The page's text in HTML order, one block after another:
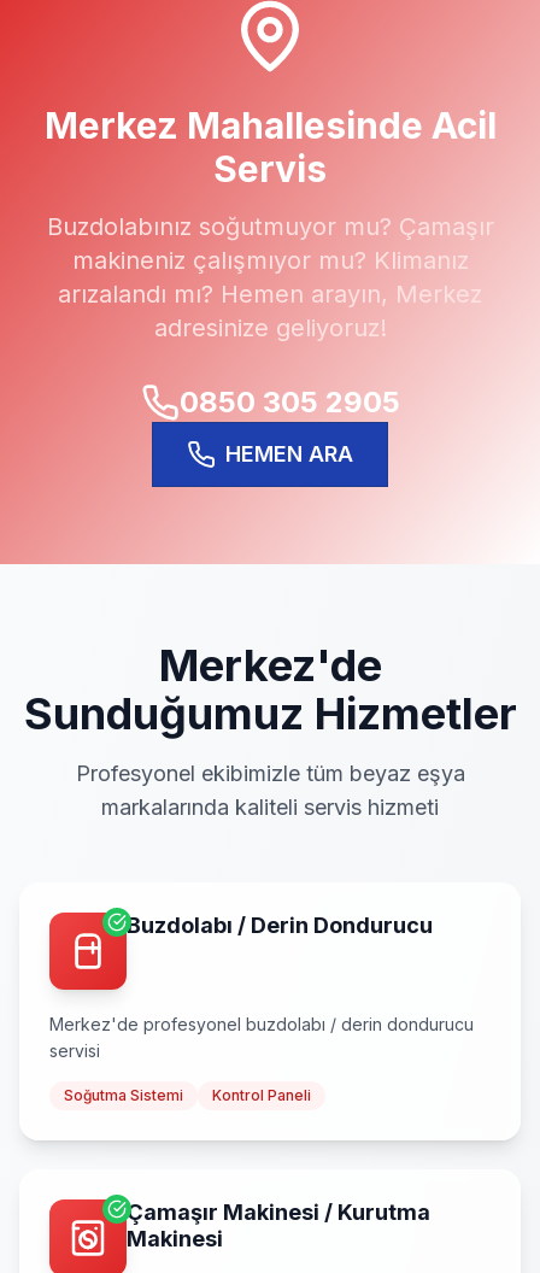
Merkez Mahallesinde Acil
Servis
Buzdolabınız soğutmuyor mu? Çamaşır
makineniz çalışmıyor mu? Klimanız
arızalandı mı? Hemen arayın, Merkez
adresinize geliyoruz!
0850 305 2905
HEMEN ARA
Merkez'de
Sunduğumuz Hizmetler
Profesyonel ekibimizle tüm beyaz eşya
markalarında kaliteli servis hizmeti
Buzdolabı / Derin Dondurucu
Merkez'de profesyonel buzdolabı / derin dondurucu
servisi
Soğutma Sistemi Kontrol Paneli
Çamaşır Makinesi / Kurutma
Makinesi